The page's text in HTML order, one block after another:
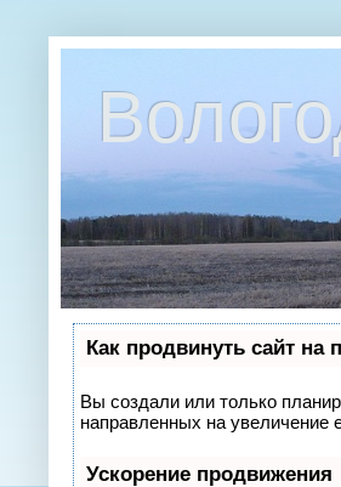
Как продвинуть сайт на
Вы создали или только
направленных на увеличение
Ускорение продвижения